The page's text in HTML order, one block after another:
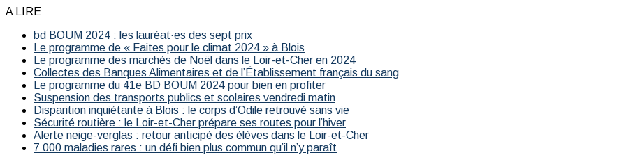
A LIRE
bd BOUM 2024 : les lauréat·es des sept prix
Le programme de « Faites pour le climat 2024 » à Blois
Le programme des marchés de Noël dans le Loir-et-Cher en 2024
Collectes des Banques Alimentaires et de l’Établissement français du sang
Le programme du 41e BD BOUM 2024 pour bien en profiter
Suspension des transports publics et scolaires vendredi matin
Disparition inquiétante à Blois : le corps d’Odile retrouvé sans vie
Sécurité routière : le Loir-et-Cher prépare ses routes pour l’hiver
Alerte neige-verglas : retour anticipé des élèves dans le Loir-et-Cher
7 000 maladies rares : un défi bien plus commun qu’il n’y paraît